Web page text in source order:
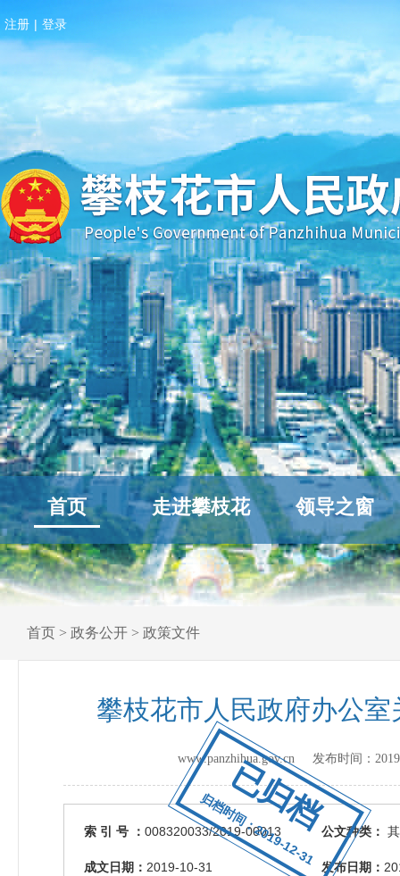
已归档
归档时间：2019-12-31
注册 | 登录
首页 走进攀枝花 领导之窗
首页 > 政务公开 > 政策文件
攀枝花市人民政府办公
www.panzhihua.gov.cn 发布时间：
索 引 号 ： 008320033/2019-00013 公文种类：
成文日期： 2019-10-31 发布日期：